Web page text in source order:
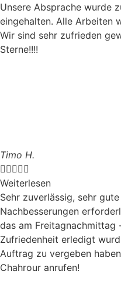
Unsere Absprache wurde
eingehalten. Alle Arbeiten
Wir sind sehr zufrieden
Sterne!!!!
Timo H.

Weiterlesen
Sehr zuverlässig, sehr
Nachbesserungen
das am Freitagnachmittag
Zufriedenheit erledigt
Auftrag zu vergeben
Chahrour anrufen!